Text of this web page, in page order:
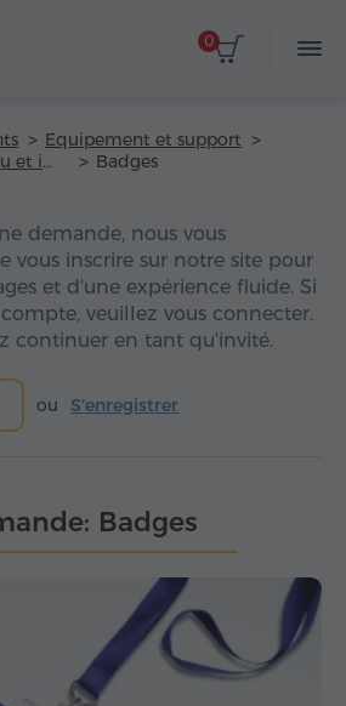
0
Equipement et support
Accessoires de bureau et impression
Badges
demande, nous vous
vous inscrire sur notre site pour
et d'une expérience fluide. Si
veuillez vous connecter.
continuer en tant qu'invité.
ou S'enregistrer
Badges